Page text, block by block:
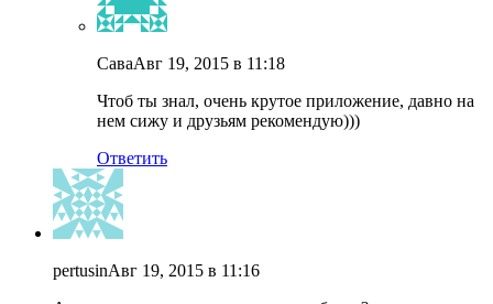
СаваАвг 19, 2015 в 11:18
Чтоб ты знал, очень крутое приложение, давно на
нем сижу и друзьям рекомендую)))
Ответить
pertusinАвг 19, 2015 в 11:16